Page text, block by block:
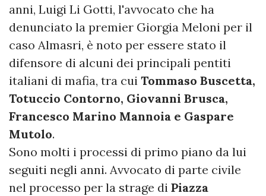
anni, Luigi Li Gotti, l'avvocato che ha
denunciato la premier Giorgia Meloni per il
caso Almasri, è noto per essere stato il
difensore di alcuni dei principali pentiti
italiani di mafia, tra cui Tommaso Buscetta,
Totuccio Contorno, Giovanni Brusca,
Francesco Marino Mannoia e Gaspare
Mutolo.
Sono molti i processi di primo piano da lui
seguiti negli anni. Avvocato di parte civile
nel processo per la strage di Piazza